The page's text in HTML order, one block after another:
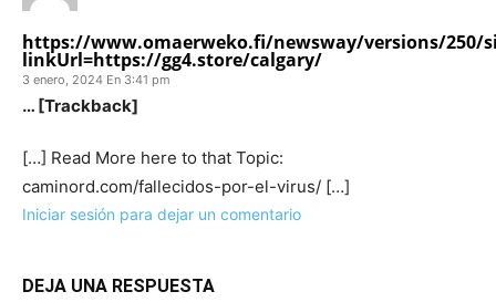
https://www.omaerweko.fi/newsway/versions/250/
linkUrl=https://gg4.store/calgary/
3 enero, 2024 En 3:41 pm
… [Trackback]
[…] Read More here to that Topic:
caminord.com/fallecidos-por-el-virus/ […]
Iniciar sesión para dejar un comentario
DEJA UNA RESPUESTA